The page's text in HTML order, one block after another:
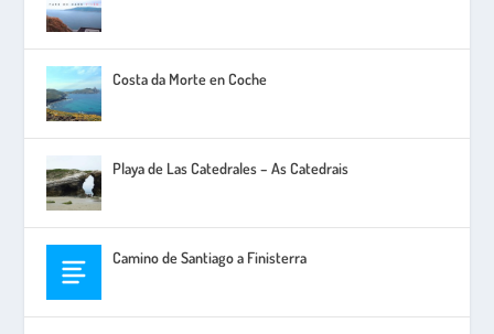
Costa da Morte en Coche
Playa de Las Catedrales – As Catedrais
Camino de Santiago a Finisterra